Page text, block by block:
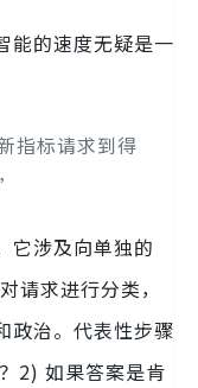
能的速度无疑是一
指标请求到得
它涉及向单独的
请求进行分类，
政治。代表性步骤
2) 如果答案是肯